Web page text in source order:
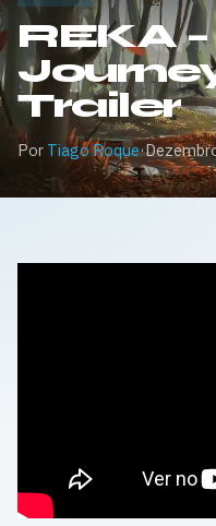
REKA –
Trailer
Por Tiago Roque·